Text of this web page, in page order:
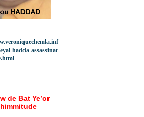
hadda-assassinat-
de Bat Ye’or